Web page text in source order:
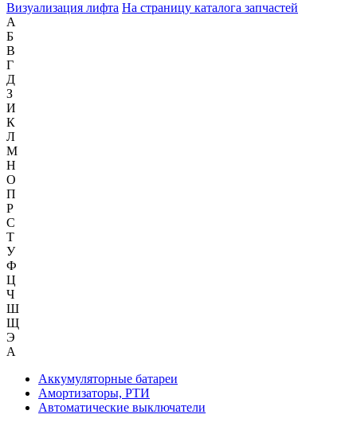
Визуализация лифта На страницу каталога запчастей
А
Б
В
Г
Д
З
И
К
Л
М
Н
О
П
Р
С
Т
У
Ф
Ц
Ч
Ш
Щ
Э
А
Аккумуляторные батареи
Амортизаторы, РТИ
Автоматические выключатели